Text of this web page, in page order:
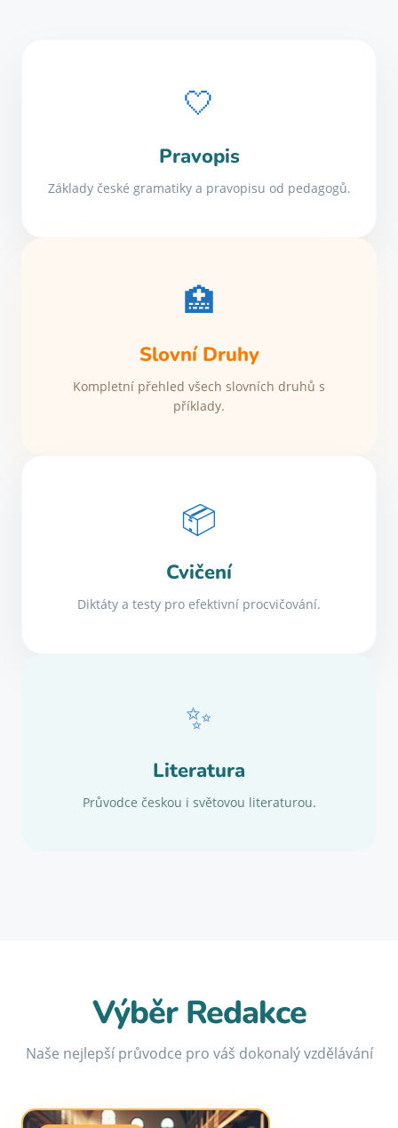
🤍
Pravopis
Základy české gramatiky a pravopisu od pedagogů.
🏥
Slovní Druhy
Kompletní přehled všech slovních druhů s
příklady.
📦
Cvičení
Diktáty a testy pro efektivní procvičování.
✨
Literatura
Průvodce českou i světovou literaturou.
Výběr Redakce
Naše nejlepší průvodce pro váš dokonalý vzdělávání